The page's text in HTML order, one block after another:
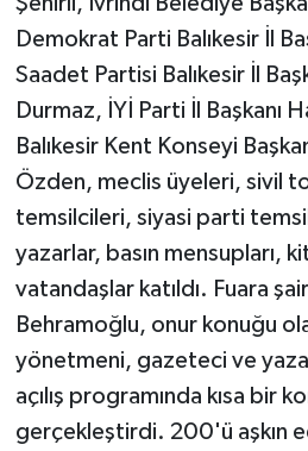
Demokrat Parti Balıkesir İl
Saadet Partisi Balıkesir İl
Durmaz, İYİ Parti İl Başkanı
Balıkesir Kent Konseyi
Özden, meclis üyeleri, sivil
temsilcileri, siyasi parti
yazarlar, basın mensupları,
vatandaşlar katıldı. Fuara
Behramoğlu, onur konuğu
yönetmeni, gazeteci ve
açılış programında kısa bir
gerçekleştirdi. 200'ü aşkın